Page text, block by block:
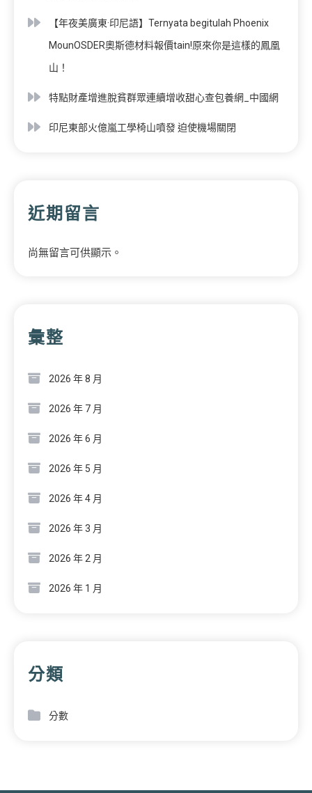
【年夜美廣東·印尼語】Ternyata begitulah Phoenix
MounOSDER奧斯德材料報價tain!原來你是這樣的鳳凰
山！
特點財產增進脫貧群眾連續增收甜心查包養網_中國網
印尼東部火億嵐工學椅山噴發 迫使機場關閉
近期留言
尚無留言可供顯示。
彙整
2026 年 8 月
2026 年 7 月
2026 年 6 月
2026 年 5 月
2026 年 4 月
2026 年 3 月
2026 年 2 月
2026 年 1 月
分類
分數